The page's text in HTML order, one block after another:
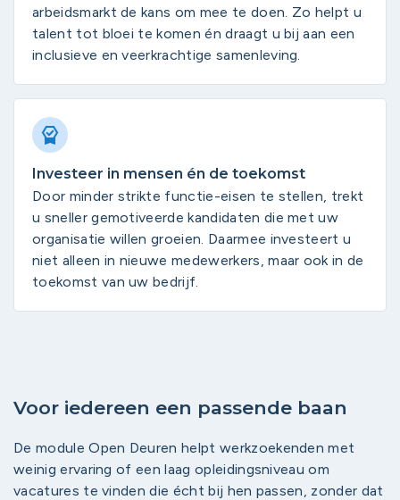
arbeidsmarkt de kans om mee te doen. Zo helpt u
talent tot bloei te komen én draagt u bij aan een
inclusieve en veerkrachtige samenleving.
Investeer in mensen én de toekomst
Door minder strikte functie-eisen te stellen, trekt
u sneller gemotiveerde kandidaten die met uw
organisatie willen groeien. Daarmee investeert u
niet alleen in nieuwe medewerkers, maar ook in de
toekomst van uw bedrijf.
Voor iedereen een passende baan
De module Open Deuren helpt werkzoekenden met
weinig ervaring of een laag opleidingsniveau om
vacatures te vinden die écht bij hen passen, zonder dat